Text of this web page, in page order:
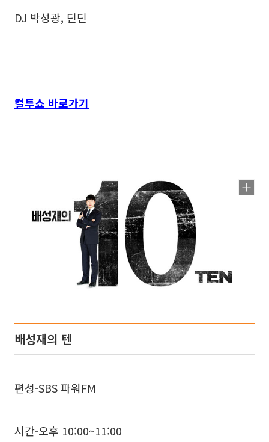
DJ 박성광, 딘딘
컬투쇼 바로가기
배성재의 텐
편성-SBS 파워FM
시간-오후 10:00~11:00